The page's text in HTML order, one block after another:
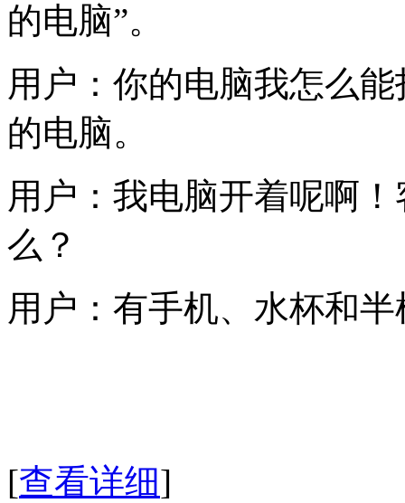
的电脑”。
用户：你的电脑我怎么
的电脑。
用户：我电脑开着呢啊
么？
用户：有手机、水杯和
[查看详细]